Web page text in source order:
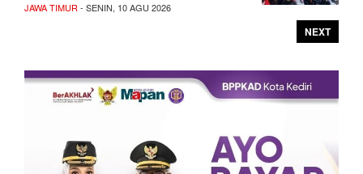
JAWA TIMUR- SENIN, 10 AGU 2026
NEXT